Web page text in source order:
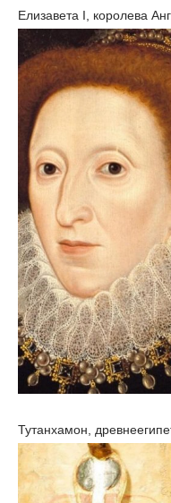
Елизавета I, королева
Тутанхамон,